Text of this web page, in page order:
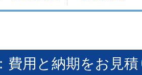
費用と納期をお見